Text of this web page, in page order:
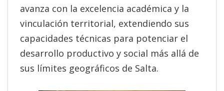
avanza con la excelencia académica y la
vinculación territorial, extendiendo sus
capacidades técnicas para potenciar el
desarrollo productivo y social más allá de
sus límites geográficos de Salta.